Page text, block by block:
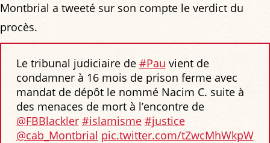
Montbrial a tweeté sur son compte le verdict du
procès.
Le tribunal judiciaire de #Pau vient de
condamner à 16 mois de prison ferme avec
mandat de dépôt le nommé Nacim C. suite à
des menaces de mort à l’encontre de
@FBBlackler⁩ #islamisme #justice
@cab_Montbrial pic.twitter.com/tZwcMhWkpW